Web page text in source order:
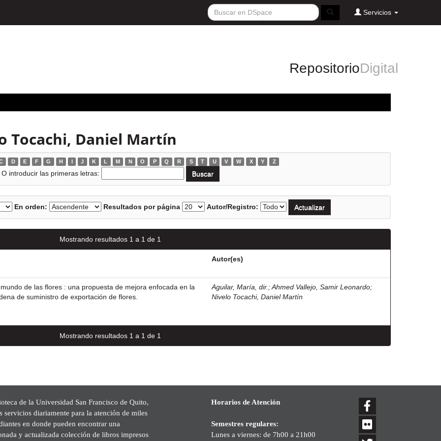
Servicios
RepositorioDigital
Tocachi, Daniel Martín
D E F G H I J K L M N O P Q R S T U V W X Y Z
O introducir las primeras letras:
En orden: Resultados por página Autor/Registro:
Mostrando resultados 1 a 1 de 1
Autor(es)
de las flores : una propuesta de mejora enfocada en la
de suministro de exportación de flores.
Aguilar, María, dir. ;Ahmed Vallejo, Samir Leonardo;
Nivelo Tocachi, Daniel Martín
Mostrando resultados 1 a 1 de 1
de la Universidad San Francisco de Quito,
servicios diariamente para la atención de miles
en donde pueden encontrar una
y actualizada colección de libros impresos
Horarios de Atención
Semestres regulares:
Lunes a viernes: de 7h00 a 21h00